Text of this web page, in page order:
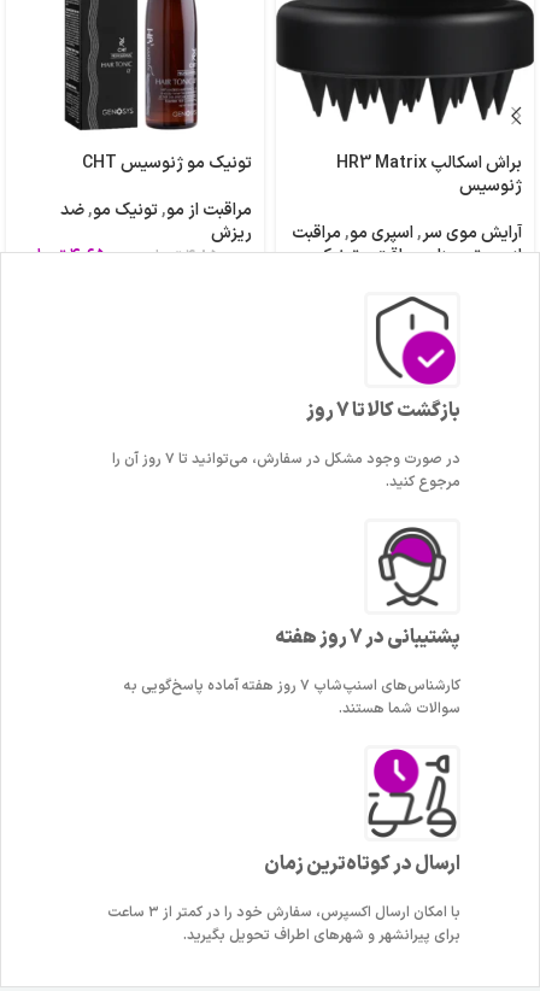
براش اسکالپ HR3 Matrix
ژنوسیس
آرایش موی سر,اسپری مو,مراقبت
از مو,تجهیزات مراقبتی,تونیک مو,
تومان
تونیک مو ژنوسیس CHT
مراقبت از مو,تونیک مو,ضد
ریزش
۴,۸۵۰,۰۰۰تومان۴,۶۵۰,۰۰۰تومان
بازگشت کالا تا 7 روز
در صورت وجود مشکل در سفارش، می‌توانید تا ۷ روز آن را
مرجوع کنید.
پشتیبانی در 7 روز هفته
کارشناس‌های اسنپ‌شاپ ۷ روز هفته آماده پاسخ‌گویی به
سوالات شما هستند.
ارسال در کوتاه‌ترین زمان
با امکان ارسال اکسپرس، سفارش خود را در کمتر از ۳ ساعت
برای پیرانشهر و شهرهای اطراف تحویل بگیرید.